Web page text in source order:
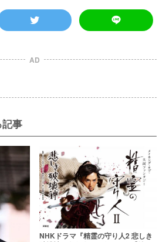
AD
事
NHKドラマ『精霊の守り人2 悲しき